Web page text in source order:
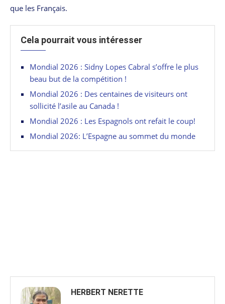
que les Français.
Cela pourrait vous intéresser
Mondial 2026 : Sidny Lopes Cabral s’offre le plus
beau but de la compétition !
Mondial 2026 : Des centaines de visiteurs ont
sollicité l’asile au Canada !
Mondial 2026 : Les Espagnols ont refait le coup!
Mondial 2026: L’Espagne au sommet du monde
HERBERT NERETTE